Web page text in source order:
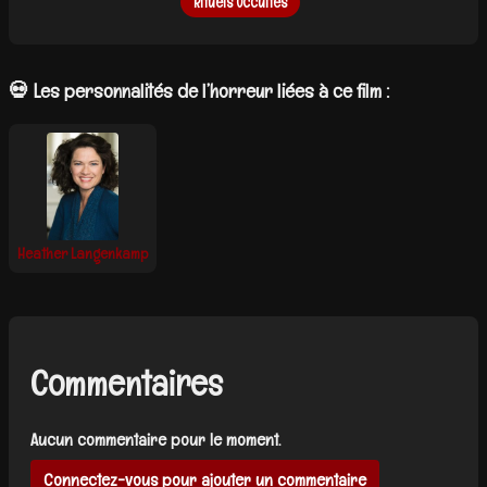
💀 Les personnalités de l’horreur liées à ce film :
Heather Langenkamp
Commentaires
Aucun commentaire pour le moment.
Connectez-vous pour ajouter un commentaire